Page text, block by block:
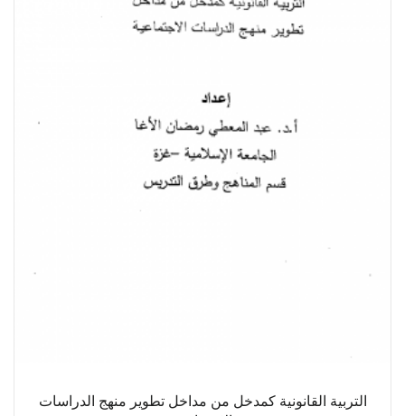
التربية القانونية كمدخل من مداخل تطوير منهج الدراسات